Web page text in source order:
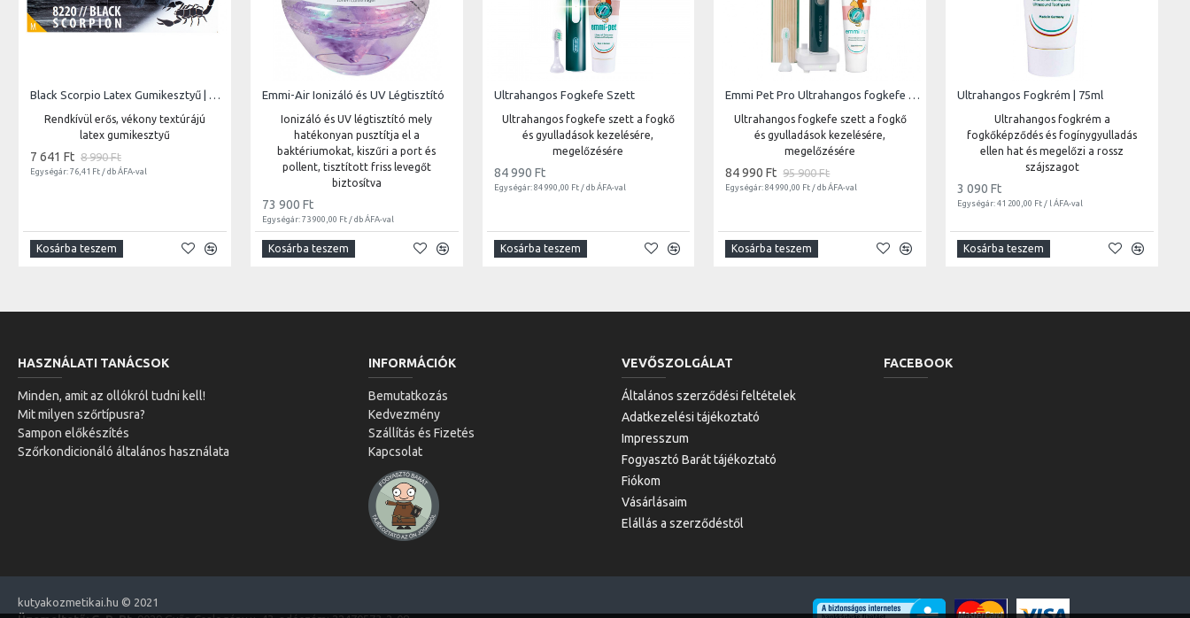
Black Scorpio Latex Gumikesztyű | 100db
Rendkívül erős, vékony textúrájú
latex gumikesztyű
7 641 Ft 8 990 Ft
Egységár: 76,41 Ft / db ÁFA-val
Kosárba teszem
Emmi-Air Ionizáló és UV Légtisztító
Ionizáló és UV légtisztító mely
hatékonyan pusztítja el a
baktériumokat, kiszűri a port és
pollent, tisztított friss levegőt
biztosítva
73 900 Ft
Egységár: 73 900,00 Ft / db ÁFA-val
Kosárba teszem
Ultrahangos Fogkefe Szett
Ultrahangos fogkefe szett a fogkő
és gyulladások kezelésére,
megelőzésére
84 990 Ft
Egységár: 84 990,00 Ft / db ÁFA-val
Kosárba teszem
Emmi Pet Pro Ultrahangos fogkefe szett
Ultrahangos fogkefe szett a fogkő
és gyulladások kezelésére,
megelőzésére
84 990 Ft 95 900 Ft
Egységár: 84 990,00 Ft / db ÁFA-val
Kosárba teszem
Ultrahangos Fogkrém | 75ml
Ultrahangos fogkrém a
fogkőképződés és fogínygyulladás
ellen hat és megelőzi a rossz
szájszagot
3 090 Ft
Egységár: 41 200,00 Ft / l ÁFA-val
Kosárba teszem
HASZNÁLATI TANÁCSOK
Minden, amit az ollókról tudni kell!
Mit milyen szőrtípusra?
Sampon előkészítés
Szőrkondicionáló általános használata
INFORMÁCIÓK
Bemutatkozás
Kedvezmény
Szállítás és Fizetés
Kapcsolat
VEVŐSZOLGÁLAT
Általános szerződési feltételek
Adatkezelési tájékoztató
Impresszum
Fogyasztó Barát tájékoztató
Fiókom
Vásárlásaim
Elállás a szerződéstől
FACEBOOK
kutyakozmetikai.hu © 2021